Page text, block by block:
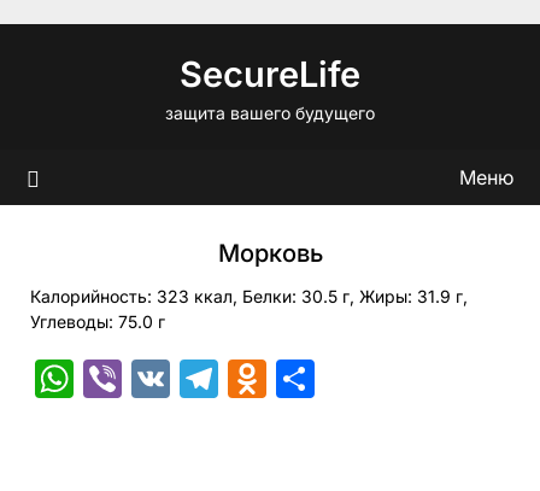
SecureLife
защита вашего будущего
Меню
Морковь
Калорийность: 323 ккал, Белки: 30.5 г, Жиры: 31.9 г,
Углеводы: 75.0 г
WhatsApp
Viber
VK Telegram
Odnoklassniki